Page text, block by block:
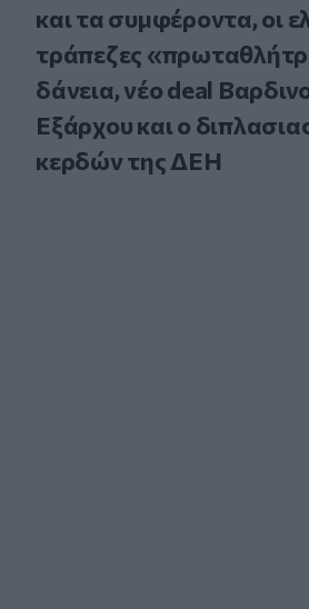
και τα συμφέροντα, οι
τράπεζες
δάνεια, νέο deal
Εξάρχου και ο
κερδών της ΔΕΗ